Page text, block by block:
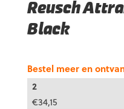
Reusch
Black
Bestel meer en
2
€34,15